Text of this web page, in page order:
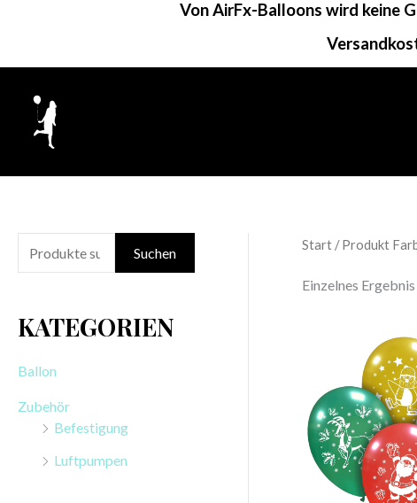
springen
Von AirFx-Balloons wird keine
u
h
n
Suchen
KATEGORIEN
Ballon
Zubehör
Befestigung
Luftpumpen
Start/ Produkt
Einzelnes